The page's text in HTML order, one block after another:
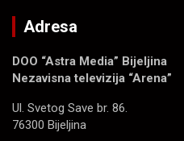
Adresa
DOO “Astra Media” Bijeljina
Nezavisna televizija “Arena”
Ul. Svetog Save br. 86.
76300 Bijeljina